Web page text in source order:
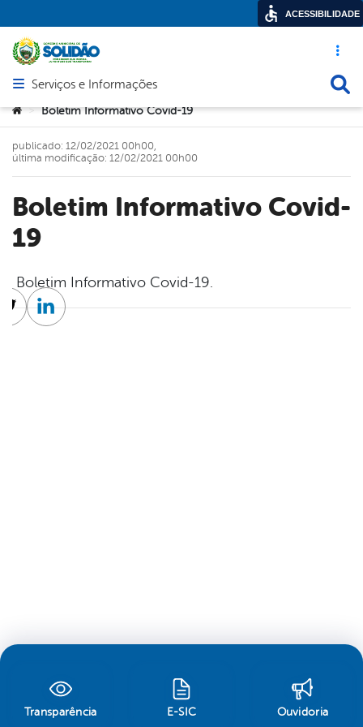
Acesso
Abrir menu principal de navegação
Serviços e Informações
Você está aqui:
> Boletim Informativo Covid-19
Boletim Informativo Covid-
19
publicado: 12/02/2021 00h00,
última modificação: 12/02/2021 00h00
Boletim Informativo Covid-19.
TwitterLinkedin
Transparência E-SIC Ouvidoria
ACESSIBILIDADE